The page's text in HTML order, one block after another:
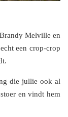
Melville en
een crop-crop
die jullie ook al
en vindt hem